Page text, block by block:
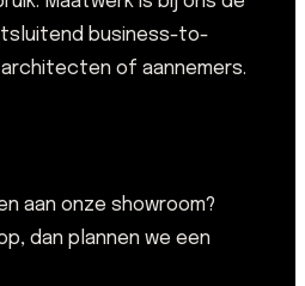
business-to-
of aannemers.
aan onze showroom?
dan plannen we een